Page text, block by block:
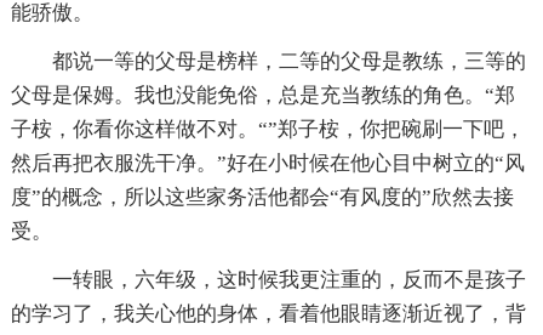
能骄傲。
都说一等的父母是榜样，二等的父母是教练，三等的
父母是保姆。我也没能免俗，总是充当教练的角色。“郑
子桉，你看你这样做不对。“”郑子桉，你把碗刷一下吧，
然后再把衣服洗干净。”好在小时候在他心目中树立的“风
度”的概念，所以这些家务活他都会“有风度的”欣然去接
受。
一转眼，六年级，这时候我更注重的，反而不是孩子
的学习了，我关心他的身体，看着他眼睛逐渐近视了，背